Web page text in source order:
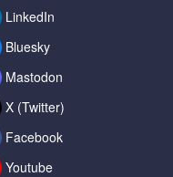
LinkedIn
Bluesky
Mastodon
X (Twitter)
Facebook
Youtube